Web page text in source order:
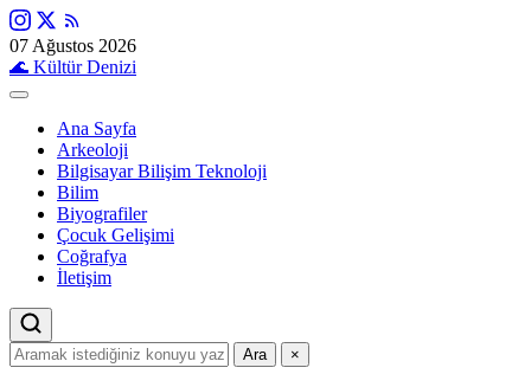
07 Ağustos 2026
🌊 Kültür Denizi
Ana Sayfa
Arkeoloji
Bilgisayar Bilişim Teknoloji
Bilim
Biyografiler
Çocuk Gelişimi
Coğrafya
İletişim
Ara ×